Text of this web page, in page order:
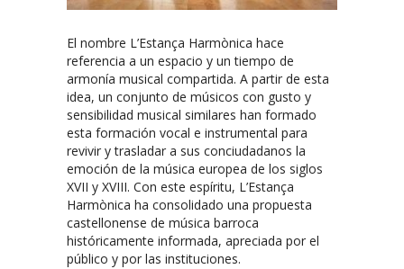
El nombre L’Estança Harmònica hace
referencia a un espacio y un tiempo de
armonía musical compartida. A partir de esta
idea, un conjunto de músicos con gusto y
sensibilidad musical similares han formado
esta formación vocal e instrumental para
revivir y trasladar a sus conciudadanos la
emoción de la música europea de los siglos
XVII y XVIII. Con este espíritu, L’Estança
Harmònica ha consolidado una propuesta
castellonense de música barroca
históricamente informada, apreciada por el
público y por las instituciones.